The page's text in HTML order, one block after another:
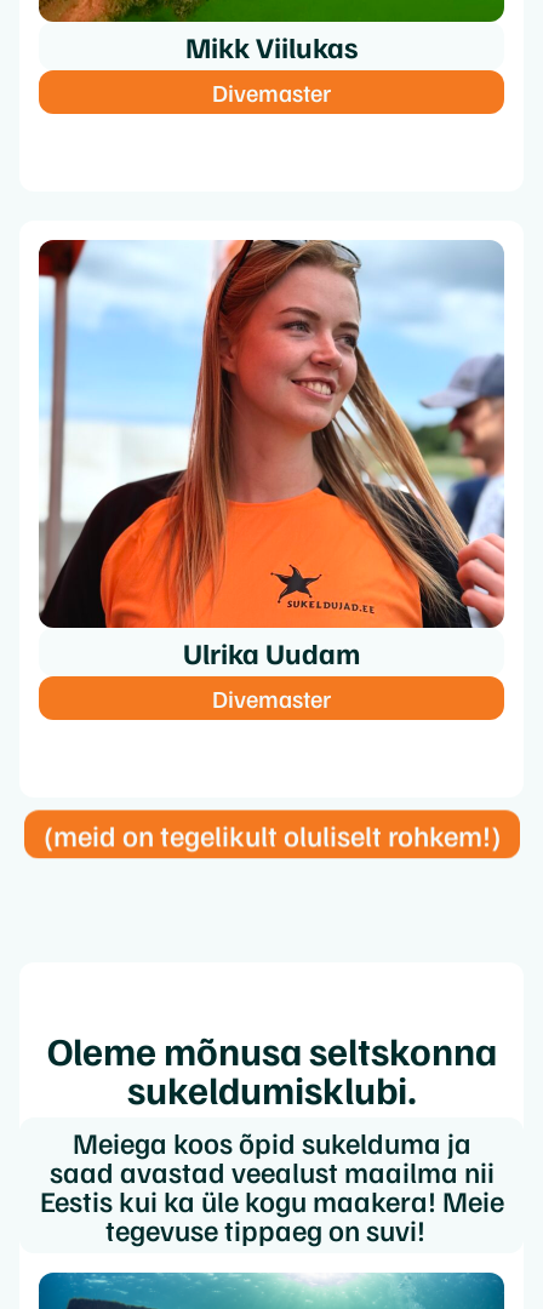
Mikk Viilukas
Divemaster
Ulrika Uudam
Divemaster
(meid on tegelikult oluliselt rohkem!)
Oleme mõnusa seltskonna
sukeldumisklubi.
Meiega koos õpid sukelduma ja
saad avastad veealust maailma nii
Eestis kui ka üle kogu maakera! Meie
tegevuse tippaeg on suvi!